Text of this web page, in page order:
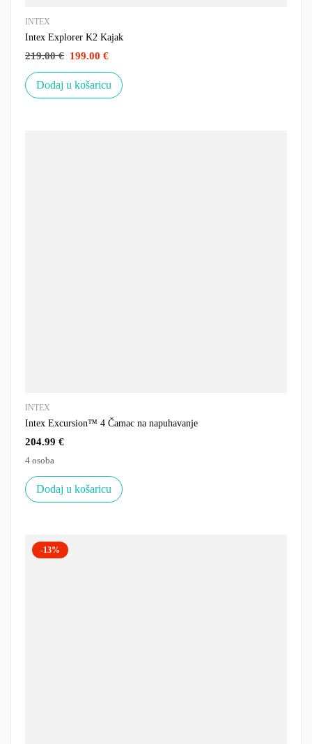
INTEX
Intex Explorer K2 Kajak
219.00€ 199.00 €
Dodaj u košaricu
INTEX
Intex Excursion™ 4 Čamac na napuhavanje
204.99 €
4 osoba
Dodaj u košaricu
-13%